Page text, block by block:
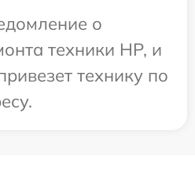
о
техники HP, и
технику по